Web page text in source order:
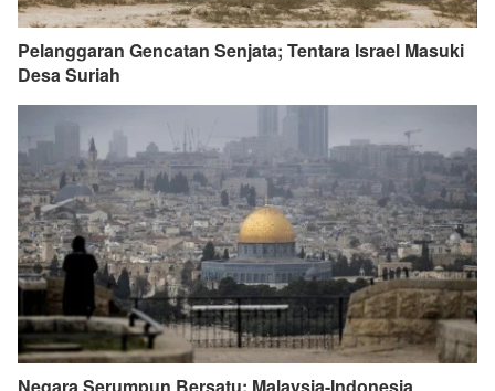
Pelanggaran Gencatan Senjata; Tentara Israel Masuki
Desa Suriah
Negara Serumpun Bersatu; Malaysia-Indonesia